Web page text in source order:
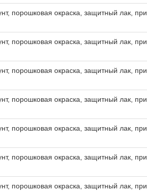
порошковая окраска, защитный лак, при
порошковая окраска, защитный лак, при
порошковая окраска, защитный лак, при
порошковая окраска, защитный лак, при
порошковая окраска, защитный лак, при
порошковая окраска, защитный лак, при
порошковая окраска, защитный лак, при